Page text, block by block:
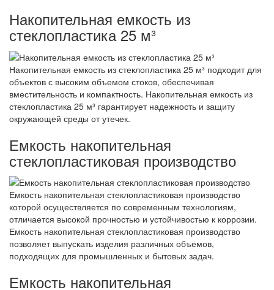
Накопительная емкость из
стеклопластика 25 м³
Накопительная емкость из стеклопластика 25 м³ подходит для
объектов с высоким объемом стоков, обеспечивая
вместительность и компактность. Накопительная емкость из
стеклопластика 25 м³ гарантирует надежность и защиту
окружающей среды от утечек.
Емкость накопительная
стеклопластиковая производство
Емкость накопительная стеклопластиковая производство
которой осуществляется по современным технологиям,
отличается высокой прочностью и устойчивостью к коррозии.
Емкость накопительная стеклопластиковая производство
позволяет выпускать изделия различных объемов,
подходящих для промышленных и бытовых задач.
Емкость накопительная